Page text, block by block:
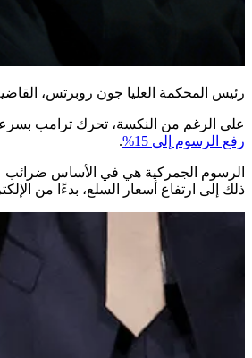
رئيس المحكمة العليا جون روبرتس، القاضية
على الرغم من النكسة، تحرك ترامب بسرعة للحفاظ على السياسة.
رفع الرسوم إلى 15%
.
الرسوم الجمركية هي في الأساس ضرائب
ذلك إلى ارتفاع أسعار السلع، بدءًا من